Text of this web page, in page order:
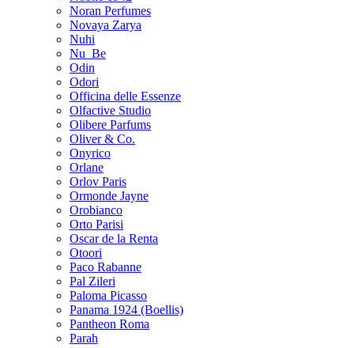
Noran Perfumes
Novaya Zarya
Nuhi
Nu_Be
Odin
Odori
Officina delle Essenze
Olfactive Studio
Olibere Parfums
Oliver & Co.
Onyrico
Orlane
Orlov Paris
Ormonde Jayne
Orobianco
Orto Parisi
Oscar de la Renta
Otoori
Paco Rabanne
Pal Zileri
Paloma Picasso
Panama 1924 (Boellis)
Pantheon Roma
Parah